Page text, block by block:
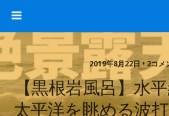
2019年8月22日 • 2コメ
【黒根岩風呂】水
太平洋を眺める波